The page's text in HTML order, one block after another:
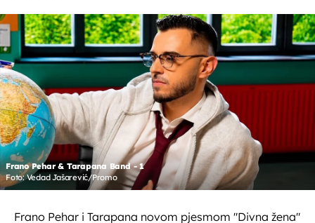
Frano Pehar & Tarapana Band - 1
Foto: Vedad Jašarević/Promo
Frano Pehar i Tarapana novom pjesmom "Divna žena"
OMOGUĆI OBAVIJESTI